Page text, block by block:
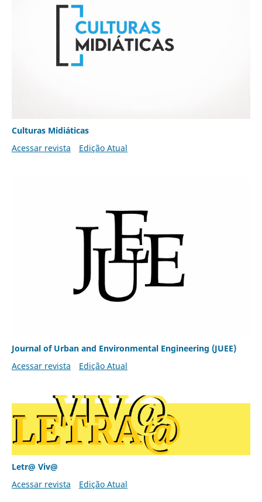
Culturas Midiáticas
Acessar revista
Edição Atual
Journal of Urban and Environmental Engineering (JUEE)
Acessar revista
Edição Atual
Letr@ Viv@
Acessar revista
Edição Atual